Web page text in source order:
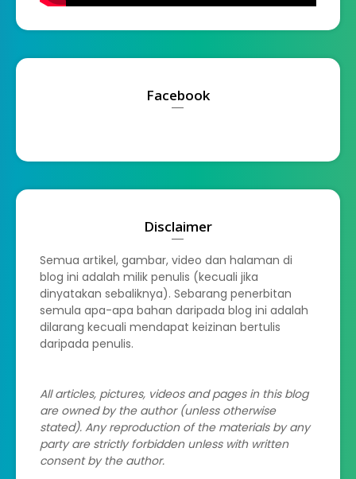
Facebook
Disclaimer
Semua artikel, gambar, video dan halaman di
blog ini adalah milik penulis (kecuali jika
dinyatakan sebaliknya). Sebarang penerbitan
semula apa-apa bahan daripada blog ini adalah
dilarang kecuali mendapat keizinan bertulis
daripada penulis.
All articles, pictures, videos and pages in this blog
are owned by the author (unless otherwise
stated). Any reproduction of the materials by any
party are strictly forbidden unless with written
consent by the author.